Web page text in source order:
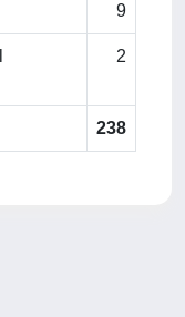
9
2
238